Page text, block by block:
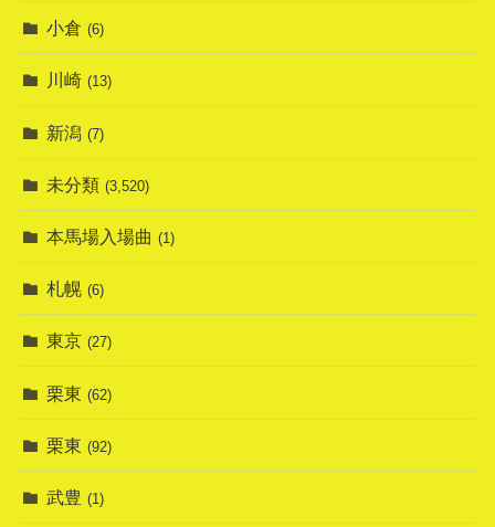
小倉 (6)
川崎 (13)
新潟 (7)
未分類 (3,520)
本馬場入場曲 (1)
札幌 (6)
東京 (27)
栗東 (62)
栗東 (92)
武豊 (1)